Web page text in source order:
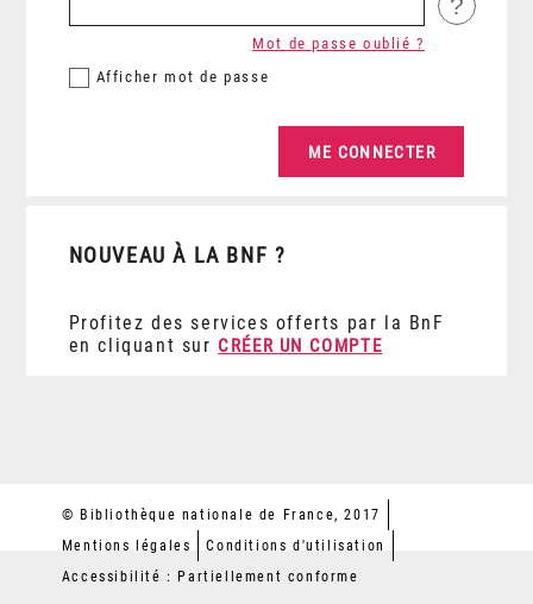
Afficher mot de passe
Mot de passe oublié ?
NOUVEAU À LA BNF ?
Profitez des services offerts par la BnF
en cliquant sur CRÉER UN COMPTE
© Bibliothèque nationale de France, 2017
Mentions légales
Conditions d'utilisation
Accessibilité : Partiellement conforme